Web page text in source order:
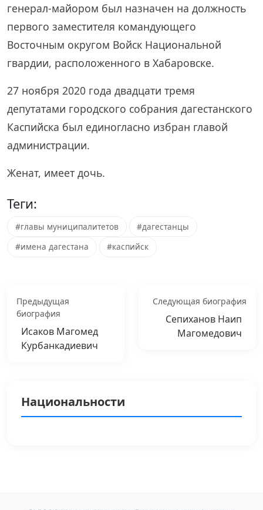
генерал-майором был назначен на должность
первого заместителя командующего
Восточным округом Войск Национальной
гвардии, расположенного в Хабаровске.
27 ноября 2020 года двадцати тремя
депутатами городского собрания дагестанского
Каспийска был единогласно избран главой
администрации.
Женат, имеет дочь.
Теги:
#главы муниципалитетов
#дагестанцы
#имена дагестана
#каспийск
Предыдущая
биография
Исаков Магомед
Курбанкадиевич
Следующая биография
Сепиханов Наип
Магомедович
Национальности